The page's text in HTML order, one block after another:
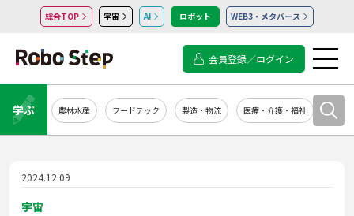
総合TOP 宇宙 AI ロボット WEB3・メタバース
会員登録／ログイン
学ぶ 農林水産 フードテック 製造・物流 医療・介護・福祉 シス
2024.12.09
宇宙